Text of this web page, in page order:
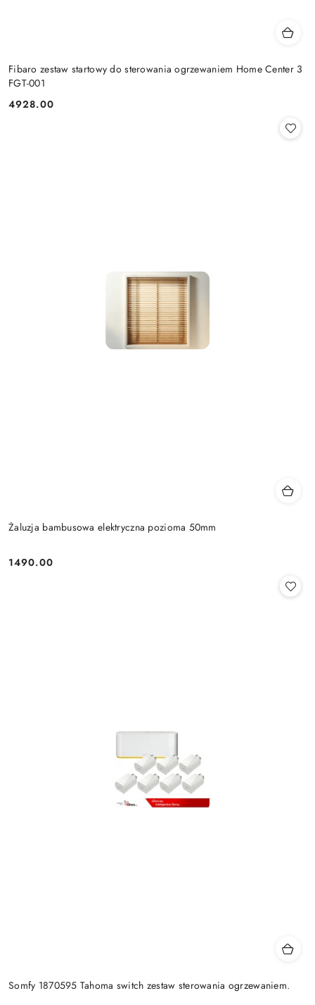
Fibaro zestaw startowy do sterowania ogrzewaniem Home Center 3
FGT-001
Cena:
4928.00
Żaluzja bambusowa elektryczna pozioma 50mm
Cena:
1490.00
Somfy 1870595 Tahoma switch zestaw sterowania ogrzewaniem.